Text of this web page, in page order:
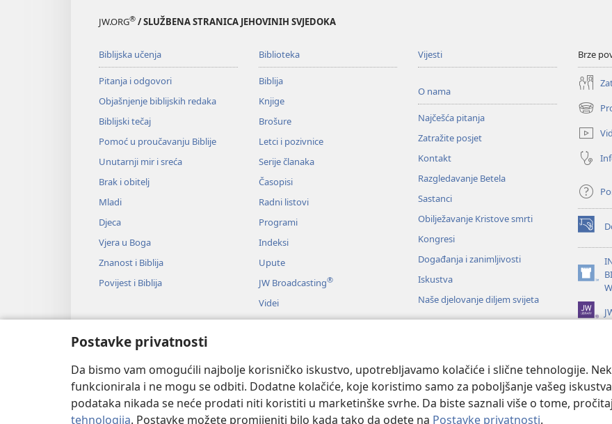
Postavke privatnosti
Da bismo vam omogućili najbolje korisničko iskustvo, upotrebljavamo kolačiće i slične tehnologije.
funkcionirala i ne mogu se odbiti. Dodatne kolačiće, koje koristimo samo za poboljšanje vašeg
podataka nikada se neće prodati niti koristiti u marketinške svrhe. Da biste saznali više o tome,
tehnologija. Postavke možete promijeniti bilo kada tako da odete na Postavke privatnosti.
JW.ORG® / SLUŽBENA STRANICA JEHOVINIH SVJEDOKA
Biblijska učenja
Pitanja i odgovori
Objašnjenje biblijskih redaka
Biblijski tečaj
Pomoć u proučavanju Biblije
Unutarnji mir i sreća
Brak i obitelj
Mladi
Djeca
Vjera u Boga
Znanost i Biblija
Povijest i Biblija
Biblioteka
Biblija
Knjige
Brošure
Letci i pozivnice
Serije članaka
Časopisi
Radni listovi
Programi
Indeksi
Upute
JW Broadcasting®
Videi
Glazba
Dramsko čitanje Biblije
Vijesti
O nama
Najčešća pitanja
Zatražite posjet
Kontakt
Razgledavanje Betela
Sastanci
Obilježavanje Kristove smrti
Kongresi
Događanja i zanimljivosti
Iskustva
Naše djelovanje diljem svijeta
Brze
(otvara
se
novi
prozor)
(otvara
se
prozor)
(otvara
novi
prozor)